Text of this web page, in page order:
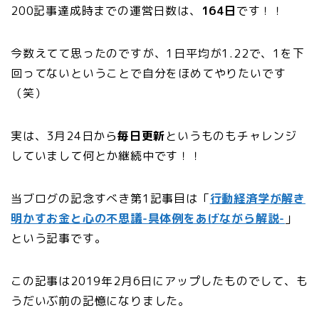
200記事達成時までの運営日数は、 164日です！！
今数えてて思ったのですが、1日平均が1.22で、1を下
回ってないということで自分をほめてやりたいです
（笑）
実は、3月24日から毎日更新というものもチャレンジ
していまして何とか継続中です！！
当ブログの記念すべき第1記事目は「行動経済学が解き
明かすお金と心の不思議-具体例をあげながら解説- 」
という記事です。
この記事は2019年2月6日にアップしたものでして、も
うだいぶ前の記憶になりました。